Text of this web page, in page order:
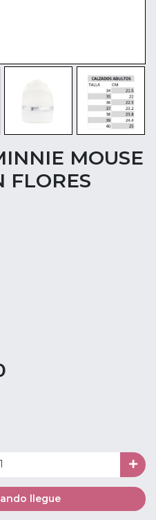
MOUSE
FLORES
llegue